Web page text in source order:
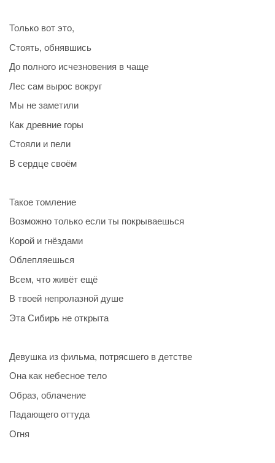
Только вот это,
Стоять, обнявшись
До полного исчезновения в чаще
Лес сам вырос вокруг
Мы не заметили
Как древние горы
Стояли и пели
В сердце своём
Такое томление
Возможно только если ты покрываешься
Корой и гнёздами
Облепляешься
Всем, что живёт ещё
В твоей непролазной душе
Эта Сибирь не открыта
Девушка из фильма, потрясшего в детстве
Она как небесное тело
Образ, облачение
Падающего оттуда
Огня